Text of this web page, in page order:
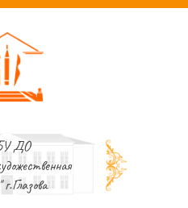
ДО